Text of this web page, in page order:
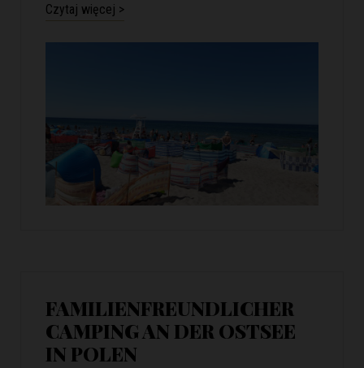
Czytaj więcej >
FAMILIENFREUNDLICHER
CAMPING AN DER OSTSEE
IN POLEN